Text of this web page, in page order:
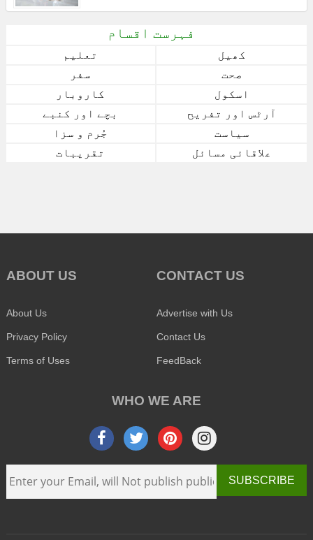
فہرست اقسام
کھیل
تعلیم
صحت
سفر
اسکول
کاروبار
آرٹس اور تفریح
بچے اور کنبے
سیاست
جُرم و سزا
علاقائی مسائل
تقریبات
ABOUT US
About Us
Privacy Policy
Terms of Uses
CONTACT US
Advertise with Us
Contact Us
FeedBack
WHO WE ARE
SUBSCRIBE